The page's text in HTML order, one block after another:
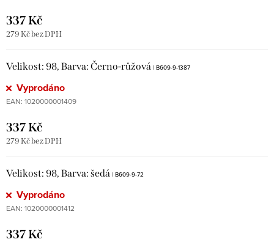
337 Kč
279 Kč bez DPH
Velikost: 98, Barva: Černo-růžová | B609-9-1387
Vyprodáno
EAN: 1020000001409
337 Kč
279 Kč bez DPH
Velikost: 98, Barva: šedá | B609-9-72
Vyprodáno
EAN: 1020000001412
337 Kč